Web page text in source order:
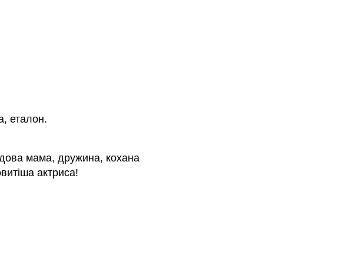
еталон.
мама, дружина, кохана
актриса!